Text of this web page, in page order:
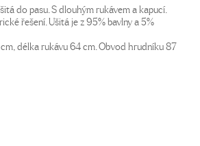
do pasu. S dlouhým rukávem a kapucí.
řešení. Ušitá je z 95% bavlny a 5%
délka rukávu 64 cm. Obvod hrudníku 87